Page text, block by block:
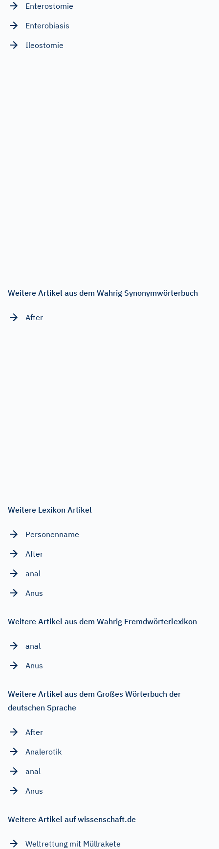
Enterostomie
Enterobiasis
Ileostomie
Weitere Artikel aus dem Wahrig Synonymwörterbuch
After
Weitere Lexikon Artikel
Personenname
After
anal
Anus
Weitere Artikel aus dem Wahrig Fremdwörterlexikon
anal
Anus
Weitere Artikel aus dem Großes Wörterbuch der
deutschen Sprache
After
Analerotik
anal
Anus
Weitere Artikel auf wissenschaft.de
Weltrettung mit Müllrakete